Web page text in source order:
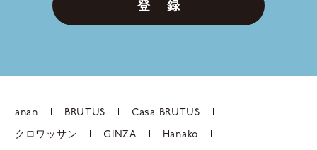
登 録
anan BRUTUS Casa BRUTUS
クロワッサン GINZA Hanako